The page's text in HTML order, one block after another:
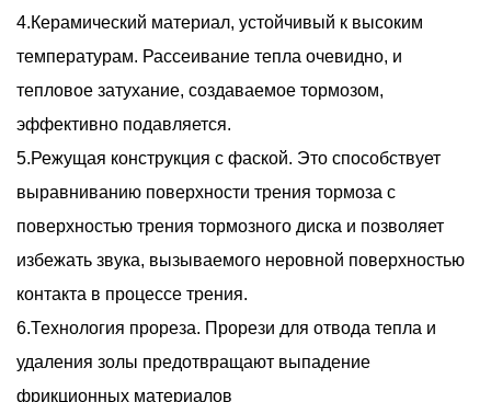
4.Керамический материал, устойчивый к высоким
температурам. Рассеивание тепла очевидно, и
тепловое затухание, создаваемое тормозом,
эффективно подавляется.
5.Режущая конструкция с фаской. Это способствует
выравниванию поверхности трения тормоза с
поверхностью трения тормозного диска и позволяет
избежать звука, вызываемого неровной поверхностью
контакта в процессе трения.
6.Технология прореза. Прорези для отвода тепла и
удаления золы предотвращают выпадение
фрикционных материалов